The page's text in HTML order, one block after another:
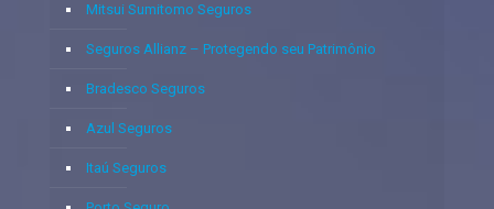
Mitsui Sumitomo Seguros
Seguros Allianz – Protegendo seu Patrimônio
Bradesco Seguros
Azul Seguros
Itaú Seguros